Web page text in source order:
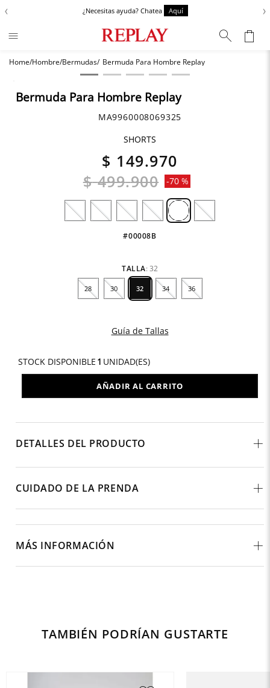
‹ ¿Necesitas ayuda? Chatea Aquí ›
Hombre Bermudas Bermuda Para Hombre Replay
Bermuda Para Hombre Replay
MA9960008069325
SHORTS
$ 149.970
$ 499.900 -70 %
#00008B
TALLA: 32
28 30 32 34 36
Guía de Tallas
STOCK DISPONIBLE 1 UNIDAD(ES)
AÑADIR AL CARRITO
DETALLES DEL PRODUCTO
CUIDADO DE LA PRENDA
MÁS INFORMACIÓN
TAMBIÉN PODRÍAN GUSTARTE
Términos más buscados